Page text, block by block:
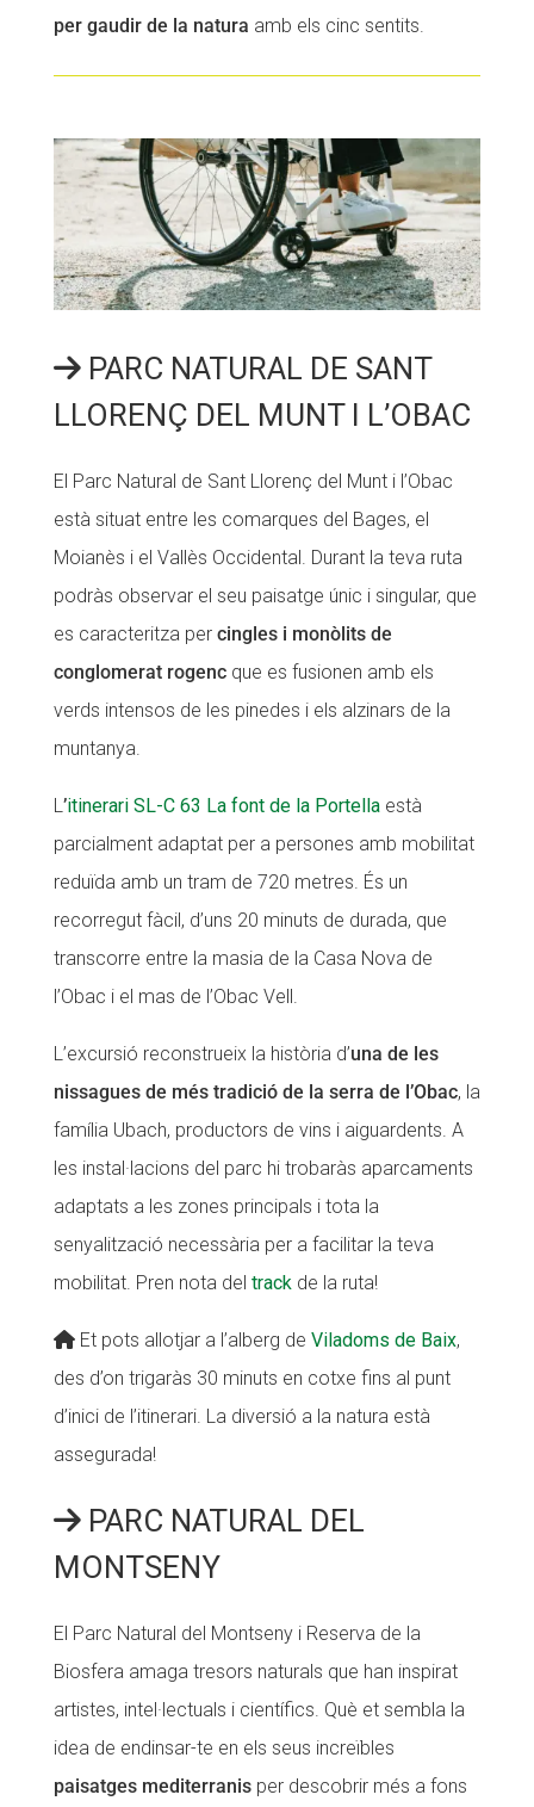
per gaudir de la natura amb els cinc sentits.
PARC NATURAL DE SANT
LLORENÇ DEL MUNT I L’OBAC
El Parc Natural de Sant Llorenç del Munt i l’Obac
està situat entre les comarques del Bages, el
Moianès i el Vallès Occidental. Durant la teva ruta
podràs observar el seu paisatge únic i singular, que
es caracteritza percingles i monòlits de
conglomerat rogencque es fusionen amb els
verds intensos de les pinedes i els alzinars de la
muntanya.
L’itinerari SL-C 63 La font de la Portellaestà
parcialment adaptat per a persones amb mobilitat
reduïda amb un tram de 720 metres. És un
recorregut fàcil, d’uns 20 minuts de durada, que
transcorre entre la masia de la Casa Nova de
l’Obac i el mas de l’Obac Vell.
L’excursió reconstrueix la història d’una de les
nissagues de més tradició de la serra de l’Obac, la
família Ubach, productors de vins i aiguardents. A
les instal·lacions del parc hi trobaràs aparcaments
adaptats a les zones principals i tota la
senyalització necessària per a facilitar la teva
mobilitat. Pren nota del trackde la ruta!
Et pots allotjar a l’alberg de Viladoms de Baix,
des d’on trigaràs 30 minuts en cotxe fins al punt
d’inici de l’itinerari. La diversió a la natura està
assegurada!
PARC NATURAL DEL
MONTSENY
El Parc Natural del Montseny i Reserva de la
Biosfera amaga tresors naturals que han inspirat
artistes, intel·lectuals i científics. Què et sembla la
idea de endinsar-te en els seus increïbles
paisatges mediterranisper descobrir més a fons